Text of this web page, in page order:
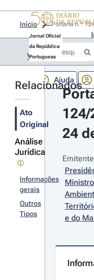
Jornal Oficial
da República
Portuguesa
Ajuda
Início
Voltar
Relacionados
Ato
Original
Análise
Jurídica
Informações
gerais
Outros
Tipos
24
e do